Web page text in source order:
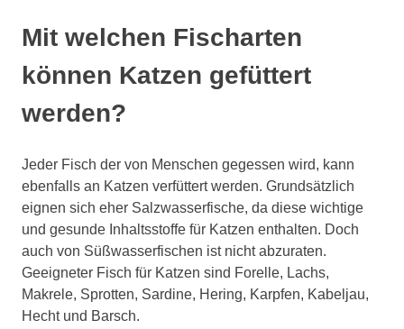
Mit welchen Fischarten
können Katzen gefüttert
werden?
Jeder Fisch der von Menschen gegessen wird, kann
ebenfalls an Katzen verfüttert werden. Grundsätzlich
eignen sich eher Salzwasserfische, da diese wichtige
und gesunde Inhaltsstoffe für Katzen enthalten. Doch
auch von Süßwasserfischen ist nicht abzuraten.
Geeigneter Fisch für Katzen sind Forelle, Lachs,
Makrele, Sprotten, Sardine, Hering, Karpfen, Kabeljau,
Hecht und Barsch.